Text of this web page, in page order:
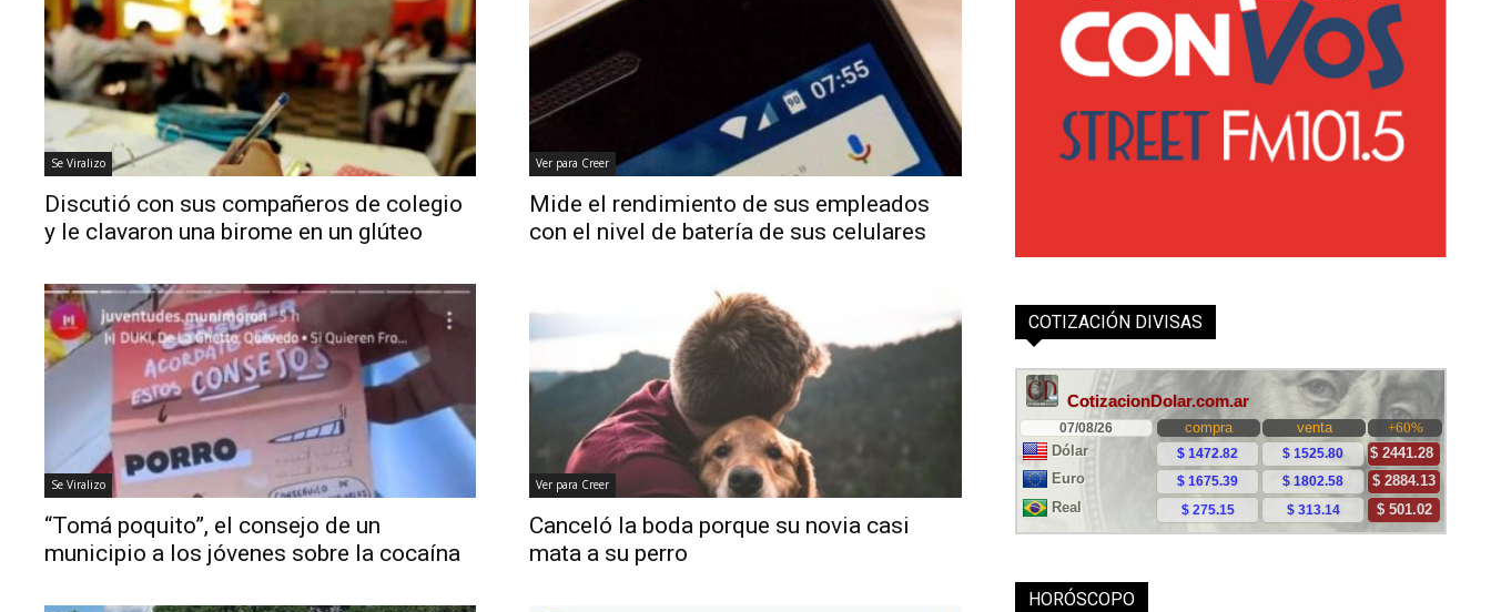
Se Viralizo
Discutió con sus compañeros de colegio
y le clavaron una birome en un glúteo
Ver para Creer
Mide el rendimiento de sus empleados
con el nivel de batería de sus celulares
Se Viralizo
“Tomá poquito”, el consejo de un
municipio a los jóvenes sobre la cocaína
Ver para Creer
Canceló la boda porque su novia casi
mata a su perro
COTIZACIÓN DIVISAS
HORÓSCOPO